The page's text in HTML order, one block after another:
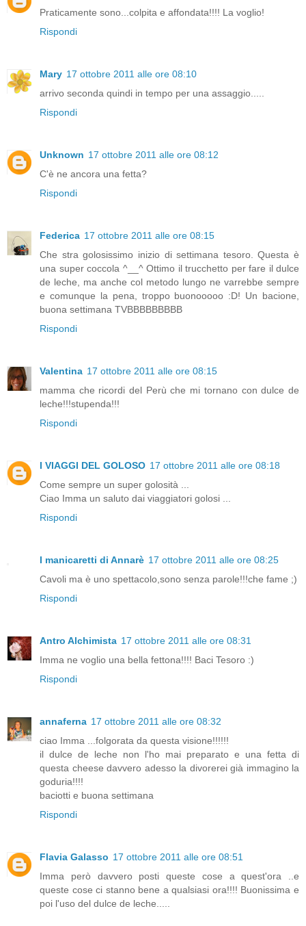
Praticamente sono...colpita e affondata!!!! La voglio!
Rispondi
Mary 17 ottobre 2011 alle ore 08:10
arrivo seconda quindi in tempo per una assaggio.....
Rispondi
Unknown 17 ottobre 2011 alle ore 08:12
C'è ne ancora una fetta?
Rispondi
Federica 17 ottobre 2011 alle ore 08:15
Che stra golosissimo inizio di settimana tesoro. Questa è
una super coccola ^__^ Ottimo il trucchetto per fare il dulce
de leche, ma anche col metodo lungo ne varrebbe sempre
e comunque la pena, troppo buonooooo :D! Un bacione,
buona settimana TVBBBBBBBBB
Rispondi
Valentina 17 ottobre 2011 alle ore 08:15
mamma che ricordi del Perù che mi tornano con dulce de
leche!!!stupenda!!!
Rispondi
I VIAGGI DEL GOLOSO 17 ottobre 2011 alle ore 08:18
Come sempre un super golosità ...
Ciao Imma un saluto dai viaggiatori golosi ...
Rispondi
I manicaretti di Annarè 17 ottobre 2011 alle ore 08:25
Cavoli ma è uno spettacolo,sono senza parole!!!che fame ;)
Rispondi
Antro Alchimista 17 ottobre 2011 alle ore 08:31
Imma ne voglio una bella fettona!!!! Baci Tesoro :)
Rispondi
annaferna 17 ottobre 2011 alle ore 08:32
ciao Imma ...folgorata da questa visione!!!!!!
il dulce de leche non l'ho mai preparato e una fetta di
questa cheese davvero adesso la divorerei già immagino la
goduria!!!!
baciotti e buona settimana
Rispondi
Flavia Galasso 17 ottobre 2011 alle ore 08:51
Imma però davvero posti queste cose a quest'ora ..e
queste cose ci stanno bene a qualsiasi ora!!!! Buonissima e
poi l'uso del dulce de leche.....